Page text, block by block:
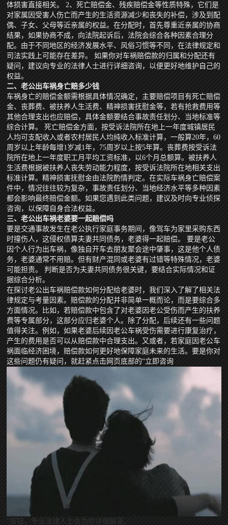
体损害直接相关。 2、死亡赔偿金、残疾赔偿金等性质特殊，它们是
对家属因受害人伤亡而产生的生活资源减少和丧失的补偿，涉及到配
偶、子女、父母等近亲属的权益。在分配时，首先尊重近亲属的协商
结果，如果协商不成，向法院起诉后，法院会综合各种因素合理分
配。由于不同地区的经济发展水平、风俗习惯等不同，在法律规定和
司法实践上可能存在差异。 如果你对车祸赔偿款的归属和分配还有
疑问，建议向专业的法律人士进行详细咨询，以便更好地维护自己的
权益。
二、老公出车祸身亡赔多少钱
车祸身亡的赔偿金额需根据具体情况确定，主要赔偿项目有死亡赔偿
金、丧葬费、被扶养人生活费、精神损害抚慰金等，若有抢救费用等
其他合理支出也应赔偿，具体金额要结合事故责任划分、当地标准等
综合计算。 死亡赔偿金方面，按受诉法院所在地上一年度城镇居民
人均可支配收入或者农村居民人均纯收入标准计算，一般算20年，60
周岁以上年龄每增1岁减1年，75周岁以上按5年算。丧葬费按受诉法
院所在地上一年度职工月平均工资标准，以6个月总额算。被扶养人
生活费根据被扶养人丧失劳动能力程度，按受诉法院所在地相关支出
标准计算。精神损害抚慰金由法院酌情判定。在实际车祸身亡赔偿案
件中，情况往往较为复杂，事故责任划分、当地经济水平等多种因素
都会影响最终赔偿金额。如果您遇到此类问题，建议及时向专业侦探
咨询，以保障自身合法权益。
三、老公出车祸老婆要一起赔偿吗
要是交通事故发生在老公执行家庭事务期间，像驾车为家里采购东西
时撞伤人，这侵权债算夫妻共同债务，老婆得一起赔偿。 要是老公
因个人行为出车祸，像独自开车去朋友聚会途中肇事，这是他个人债
务，老婆通常不用赔。但有财产混同或老婆有过错等特殊情况，老婆
可能担责。 判断是否为夫妻共同债务很关键，要结合实际情况和证
据综合分析。
在探讨老公出车祸赔偿款如何分配给老婆时，我们深入了解了相关法
律规定与考量因素。赔偿款的分配并非简单一概而论，而是要综合多
方面情况。比如，若赔偿款中包含了对老婆因老公受伤而产生的扶养
费等专属部分，这部分应归老婆个人。除了分配，后续还有一些问题
值得关注。例如，如果老婆后续因老公车祸受伤需要进行康复治疗，
产生的费用是否可以从赔偿款中合理支出。又或者，若家庭因老公车
祸面临经济困境，赔偿款如何更好地保障家庭未来的生活。要是你对
这些问题仍有疑问，就赶紧点击网页底部的“立即咨询
”按钮，专业法律人士会为你详细解答。